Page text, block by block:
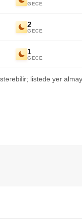
GECE
2
GECE
1
GECE
listede yer